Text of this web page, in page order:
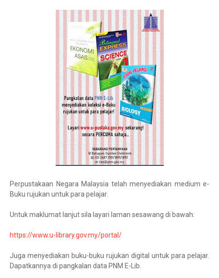
Perpustakaan Negara Malaysia telah menyediakan medium e-
Buku rujukan untuk para pelajar.
Untuk maklumat lanjut sila layari laman sesawang di bawah:
https://www.u-library.gov.my/portal/
Juga menyediakan buku-buku rujukan digital untuk para pelajar.
Dapatkannya di pangkalan data PNM E-Lib.